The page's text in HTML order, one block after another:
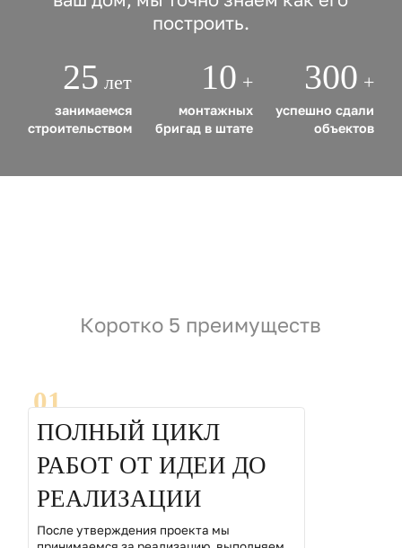
построить.
25 лет
занимаемся
строительством
10 +
монтажных
бригад в штате
300 +
успешно сдали
объектов
Коротко 5 преимуществ
01
ПОЛНЫЙ ЦИКЛ
РАБОТ ОТ ИДЕИ ДО
РЕАЛИЗАЦИИ
После утверждения проекта мы